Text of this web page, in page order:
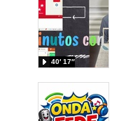
40′ 17″